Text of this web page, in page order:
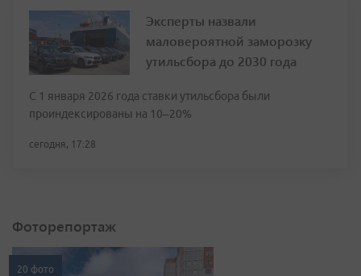
Эксперты назвали
маловероятной заморозку
утильсбора до 2030 года
С 1 января 2026 года ставки утильсбора были
проиндексированы на 10–20%
сегодня, 17:28
Фоторепортаж
20 фото